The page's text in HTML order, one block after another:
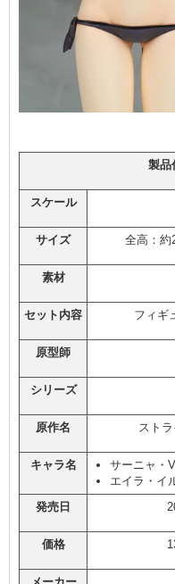
製品
スケール
サイズ 全高：約
素材
セット内容 フィギ
原型師
シリーズ
原作名 スト
キャラ名
サーニャ・
エイラ・イ
発売日
価格